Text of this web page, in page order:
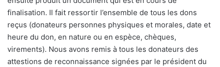
finalisation. Il fait ressortir l’ensemble de tous les dons
reçus (donateurs personnes physiques et morales, date et
heure du don, en nature ou en espèce, chèques,
virements). Nous avons remis à tous les donateurs des
attestions de reconnaissance signées par le président du